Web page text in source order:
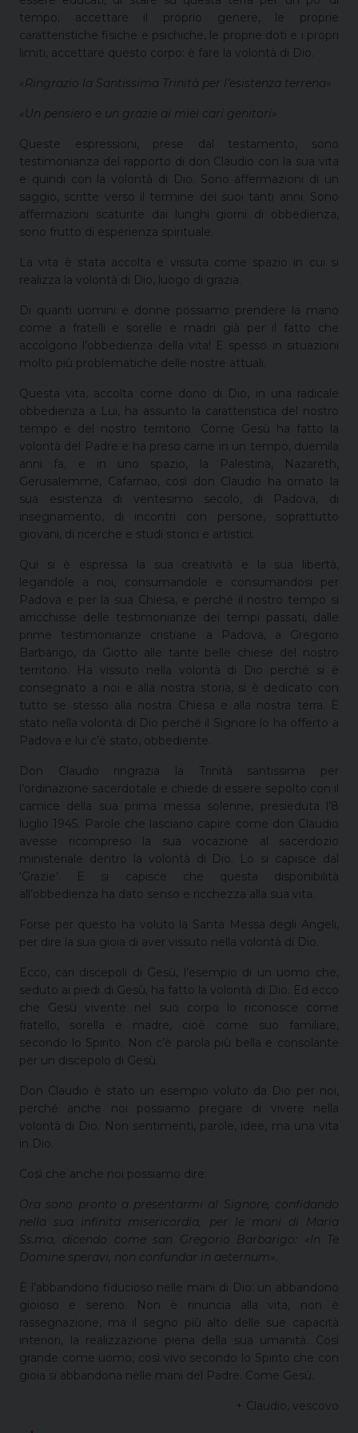
tempo; accettare il proprio genere, le proprie
caratteristiche fisiche e psichiche, le proprie doti e i propri
limiti, accettare questo corpo: è fare la volontà di Dio.
«Ringrazio la Santissima Trinità per l’esistenza terrena»
«Un pensiero e un grazie ai miei cari genitori»
Queste espressioni, prese dal testamento, sono
testimonianza del rapporto di don Claudio con la sua vita
e quindi con la volontà di Dio. Sono affermazioni di un
saggio, scritte verso il termine dei suoi tanti anni. Sono
affermazioni scaturite dai lunghi giorni di obbedienza,
sono frutto di esperienza spirituale.
La vita è stata accolta e vissuta come spazio in cui si
realizza la volontà di Dio, luogo di grazia.
Di quanti uomini e donne possiamo prendere la mano
come a fratelli e sorelle e madri già per il fatto che
accolgono l’obbedienza della vita! E spesso in situazioni
molto più problematiche delle nostre attuali.
Questa vita, accolta come dono di Dio, in una radicale
obbedienza a Lui, ha assunto la caratteristica del nostro
tempo e del nostro territorio. Come Gesù ha fatto la
volontà del Padre e ha preso carne in un tempo, duemila
anni fa, e in uno spazio, la Palestina, Nazareth,
Gerusalemme, Cafarnao, così don Claudio ha ornato la
sua esistenza di ventesimo secolo, di Padova, di
insegnamento, di incontri con persone, soprattutto
giovani, di ricerche e studi storici e artistici.
Qui si è espressa la sua creatività e la sua libertà,
legandole a noi, consumandole e consumandosi per
Padova e per la sua Chiesa, e perché il nostro tempo si
arricchisse delle testimonianze dei tempi passati, dalle
prime testimonianze cristiane a Padova, a Gregorio
Barbarigo, da Giotto alle tante belle chiese del nostro
territorio. Ha vissuto nella volontà di Dio perché si è
consegnato a noi e alla nostra storia, si è dedicato con
tutto se stesso alla nostra Chiesa e alla nostra terra. È
stato nella volontà di Dio perché il Signore lo ha offerto a
Padova e lui c’è stato, obbediente.
Don Claudio ringrazia la Trinità santissima per
l’ordinazione sacerdotale e chiede di essere sepolto con il
camice della sua prima messa solenne, presieduta l’8
luglio 1945. Parole che lasciano capire come don Claudio
avesse ricompreso la sua vocazione al sacerdozio
ministeriale dentro la volontà di Dio. Lo si capisce dal
‘Grazie’. E si capisce che questa disponibilità
all’obbedienza ha dato senso e ricchezza alla sua vita.
Forse per questo ha voluto la Santa Messa degli Angeli,
per dire la sua gioia di aver vissuto nella volontà di Dio.
Ecco, cari discepoli di Gesù, l’esempio di un uomo che,
seduto ai piedi di Gesù, ha fatto la volontà di Dio. Ed ecco
che Gesù vivente nel suo corpo lo riconosce come
fratello, sorella e madre, cioè come suo familiare,
secondo lo Spirito. Non c’è parola più bella e consolante
per un discepolo di Gesù.
Don Claudio è stato un esempio voluto da Dio per noi,
perché anche noi possiamo pregare di vivere nella
volontà di Dio. Non sentimenti, parole, idee, ma una vita
in Dio.
Così che anche noi possiamo dire:
Ora sono pronto a presentarmi al Signore, confidando
nella sua infinita misericordia, per le mani di Maria
Ss.ma, dicendo come san Gregorio Barbarigo: «In Te
Domine speravi, non confundar in aeternum».
È l’abbandono fiducioso nelle mani di Dio: un abbandono
gioioso e sereno. Non è rinuncia alla vita, non è
rassegnazione, ma il segno più alto delle sue capacità
interiori, la realizzazione piena della sua umanità. Così
grande come uomo, così vivo secondo lo Spirito che con
gioia si abbandona nelle mani del Padre. Come Gesù.
+ Claudio, vescovo